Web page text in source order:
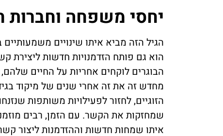
יחסי משפחה וחברות
הגיל הזה מביא איתו שינויים
הוא גם פותח הזדמנויות חדשות ליצירת
הבוגרים לוקחים אחריות על החיים
מחדש זה את זה אחרי שנים של מיקוד
הזוגיים, לחזור לפעילויות משותפות
שמחזקות את הקשר. עם הזמן, רבים
איתו שמחות חדשות וההזדמנות ליצור